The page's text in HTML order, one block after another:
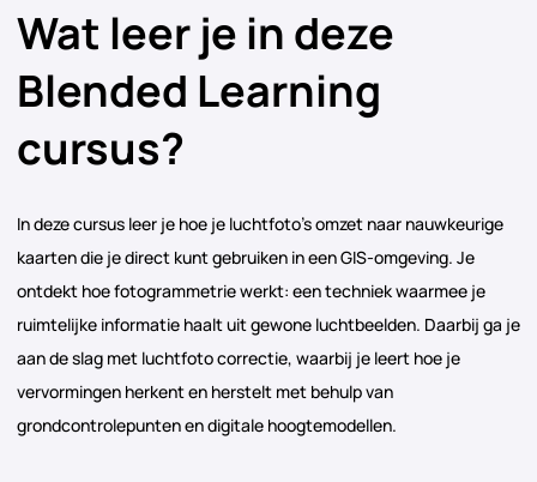
Wat leer je in deze
Blended Learning
cursus?
In deze cursus leer je hoe je luchtfoto’s omzet naar nauwkeurige
kaarten die je direct kunt gebruiken in een GIS-omgeving. Je
ontdekt hoe fotogrammetrie werkt: een techniek waarmee je
ruimtelijke informatie haalt uit gewone luchtbeelden. Daarbij ga je
aan de slag met luchtfoto correctie, waarbij je leert hoe je
vervormingen herkent en herstelt met behulp van
grondcontrolepunten en digitale hoogtemodellen.